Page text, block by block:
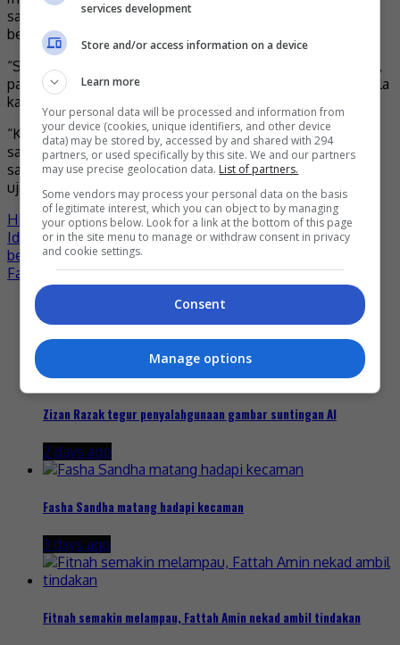
sapa dan berinteraksi dengan sesiapa sahaja biarpun
bergelar figura awam.
“Saya okay, nak pandang sebab memang saya figura awam,
pandang saja. Saya tak marah, tak makan orang. Takkan pula
kamu nak pandang tiba-tiba saya terus nak pukul.
“Kepada yang tonton video ini, tegur saja. Mungkin wajah
saya nampak macam tak sentiasa tersenyum, tetapi tak,
saya sayang kamu semua. Jumpa depan-depan okay saja,”
ujarnya.
Hiburanadam leepelakonselebriti - by Nisa
Post
navigation
Idea Live Arena tegaskan dakwaan penganjur konsert tidak
benar
Fazura umum bersara bintangi semua drama televisyen
Terkini
Zizan Razak tegur penyalahgunaan gambar suntingan AI
2 days ago
Fasha Sandha matang hadapi kecaman
3 days ago
Fitnah semakin melampau, Fattah Amin nekad ambil tindakan
services development
Store and/or access information on a device
Learn more
Your personal data will be processed and information from
your device (cookies, unique identifiers, and other device
data) may be stored by, accessed by and shared with 294
partners, or used specifically by this site. We and our partners
may use precise geolocation data. List of partners.
Some vendors may process your personal data on the basis
of legitimate interest, which you can object to by managing
your options below. Look for a link at the bottom of this page
or in the site menu to manage or withdraw consent in privacy
and cookie settings.
Consent
Manage options